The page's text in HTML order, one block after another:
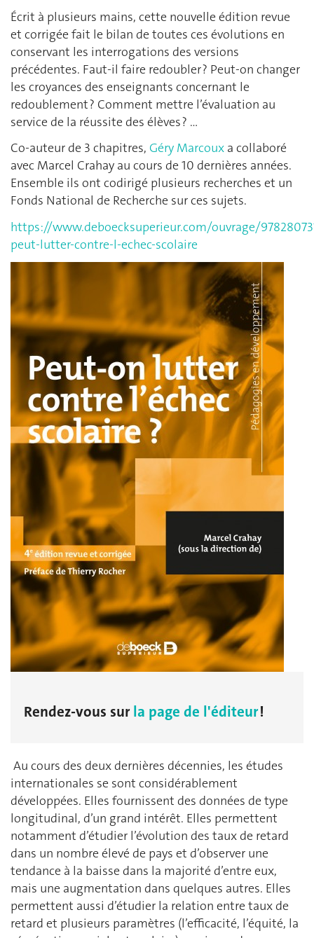
Écrit à plusieurs mains, cette nouvelle édition revue
et corrigée fait le bilan de toutes ces évolutions en
conservant les interrogations des versions
précédentes. Faut-il faire redoubler ? Peut-on changer
les croyances des enseignants concernant le
redoublement ? Comment mettre l’évaluation au
service de la réussite des élèves ? …
Co-auteur de 3 chapitres, Géry Marcoux a collaboré
avec Marcel Crahay au cours de 10 dernières années.
Ensemble ils ont codirigé plusieurs recherches et un
Fonds National de Recherche sur ces sujets.
https://www.deboecksuperieur.com/ouvrage/
peut-lutter-contre-l-echec-scolaire
Rendez-vous surla page de l'éditeur!
Au cours des deux dernières décennies, les études
internationales se sont considérablement
développées. Elles fournissent des données de type
longitudinal, d’un grand intérêt. Elles permettent
notamment d’étudier l’évolution des taux de retard
dans un nombre élevé de pays et d’observer une
tendance à la baisse dans la majorité d’entre eux,
mais une augmentation dans quelques autres. Elles
permettent aussi d’étudier la relation entre taux de
retard et plusieurs paramètres (l’efficacité, l’équité, la